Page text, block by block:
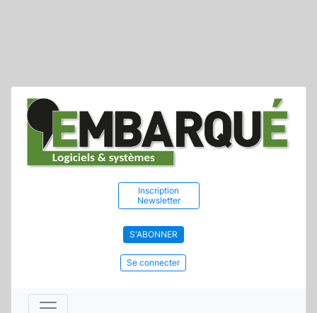
Inscription
Newsletter
S'ABONNER
Se connecter